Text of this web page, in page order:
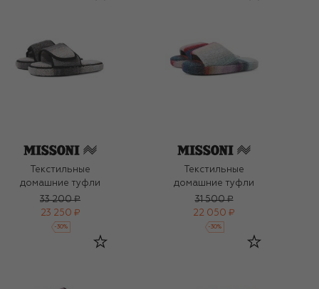
Текстильные
домашние туфли
33 200 ₽
23 250 ₽
-30%
Текстильные
домашние туфли
31 500 ₽
22 050 ₽
-30%